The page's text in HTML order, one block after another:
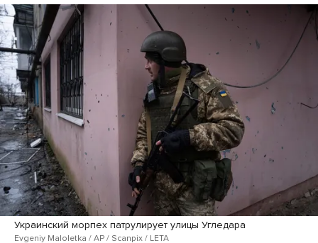
Украинский морпех патрулирует улицы Угледара
Evgeniy Maloletka / AP / Scanpix / LETA